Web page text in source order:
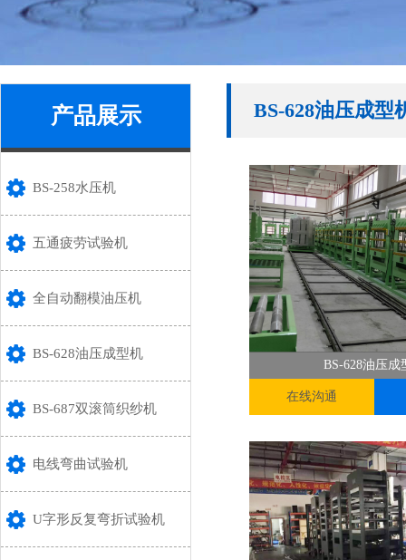
产品展示
BS-258水压机
五通疲劳试验机
全自动翻模油压机
BS-628油压成型机
BS-687双滚筒织纱机
电线弯曲试验机
U字形反复弯折试验机
BS-628油压成型
BS-628油压成
在线沟通